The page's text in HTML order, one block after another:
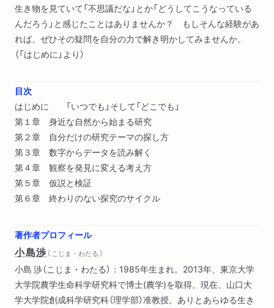
生き物を見ていて「不思議だな」とか「どうしてこうなっている
んだろう」と感じたことはありませんか？ もしそんな経験があ
れば、ぜひその疑問を自分の力で解き明かしてみませんか。
（「はじめに」より）
目次
はじめに 「いつでも」そして「どこでも」
第１章 身近な自然から始まる研究
第２章 自分だけの研究テーマの探し方
第３章 数字からデータを読み解く
第４章 観察を発見に変える考え方
第５章 仮説と検証
第６章 終わりのない探究のサイクル
著作者プロフィール
小島渉 （ こじま・わたる ）
小島 渉（こじま・わたる）：1985年生まれ。2013年、東京大学
大学院農学生命科学研究科で博士(農学)を取得。現在、山口大
学大学院創成科学研究科（理学部）准教授。ありとあらゆる生き